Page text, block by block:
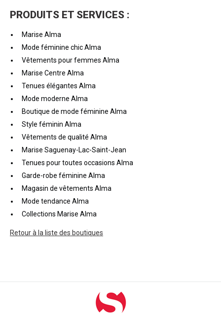
PRODUITS ET SERVICES :
Marise Alma
Mode féminine chic Alma
Vêtements pour femmes Alma
Marise Centre Alma
Tenues élégantes Alma
Mode moderne Alma
Boutique de mode féminine Alma
Style féminin Alma
Vêtements de qualité Alma
Marise Saguenay-Lac-Saint-Jean
Tenues pour toutes occasions Alma
Garde-robe féminine Alma
Magasin de vêtements Alma
Mode tendance Alma
Collections Marise Alma
Retour à la liste des boutiques